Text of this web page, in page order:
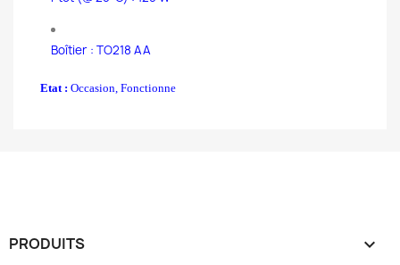
Boîtier : TO218 AA
Etat : Occasion, Fonctionne
PRODUITS 